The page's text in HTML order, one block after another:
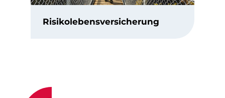
Risikolebensversicherung